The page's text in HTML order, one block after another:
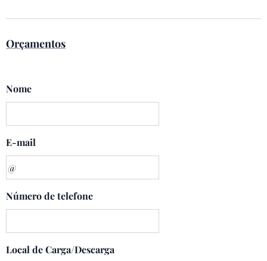
Orçamentos
Nome
E-mail
Número de telefone
Local de Carga/Descarga